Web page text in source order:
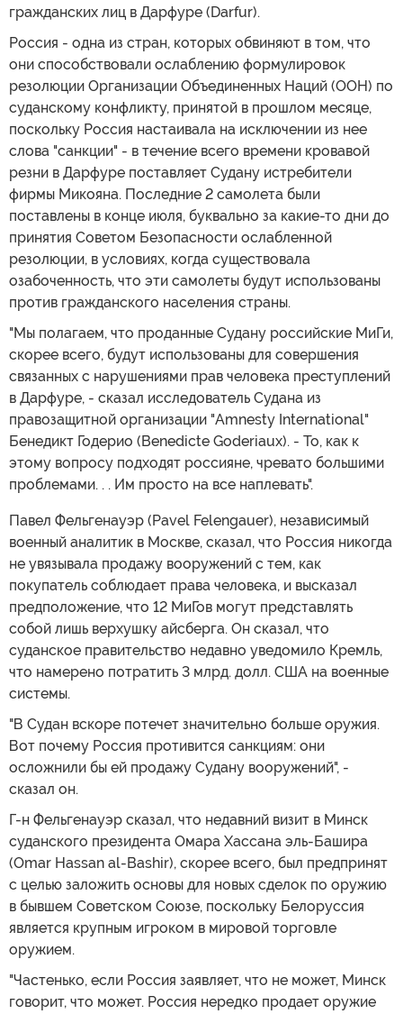
гражданских лиц в Дарфуре (Darfur).
Россия - одна из стран, которых обвиняют в том, что
они способствовали ослаблению формулировок
резолюции Организации Объединенных Наций (ООН) по
суданскому конфликту, принятой в прошлом месяце,
поскольку Россия настаивала на исключении из нее
слова "санкции" - в течение всего времени кровавой
резни в Дарфуре поставляет Судану истребители
фирмы Микояна. Последние 2 самолета были
поставлены в конце июля, буквально за какие-то дни до
принятия Советом Безопасности ослабленной
резолюции, в условиях, когда существовала
озабоченность, что эти самолеты будут использованы
против гражданского населения страны.
"Мы полагаем, что проданные Судану российские МиГи,
скорее всего, будут использованы для совершения
связанных с нарушениями прав человека преступлений
в Дарфуре, - сказал исследователь Судана из
правозащитной организации "Amnesty International"
Бенедикт Годерио (Benedicte Goderiaux). - То, как к
этому вопросу подходят россияне, чревато большими
проблемами. . . Им просто на все наплевать".
Павел Фельгенауэр (Pavel Felengauer), независимый
военный аналитик в Москве, сказал, что Россия никогда
не увязывала продажу вооружений с тем, как
покупатель соблюдает права человека, и высказал
предположение, что 12 МиГов могут представлять
собой лишь верхушку айсберга. Он сказал, что
суданское правительство недавно уведомило Кремль,
что намерено потратить 3 млрд. долл. США на военные
системы.
"В Судан вскоре потечет значительно больше оружия.
Вот почему Россия противится санкциям: они
осложнили бы ей продажу Судану вооружений", -
сказал он.
Г-н Фельгенауэр сказал, что недавний визит в Минск
суданского президента Омара Хассана эль-Башира
(Omar Hassan al-Bashir), скорее всего, был предпринят
с целью заложить основы для новых сделок по оружию
в бывшем Советском Союзе, поскольку Белоруссия
является крупным игроком в мировой торговле
оружием.
"Частенько, если Россия заявляет, что не может, Минск
говорит, что может. Россия нередко продает оружие